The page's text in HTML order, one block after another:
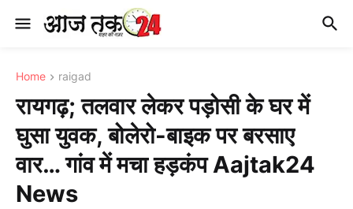
Home raigad
रायगढ़; तलवार लेकर पड़ोसी के घर में
घुसा युवक, बोलेरो-बाइक पर बरसाए
वार… गांव में मचा हड़कंप Aajtak24
News